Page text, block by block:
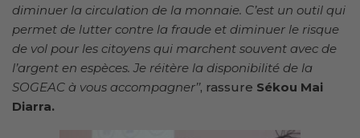
diminuer la circulation de la monnaie. C’est un outil qui
permet de lutter contre la fraude et diminuer le risque
de vol pour les citoyens qui marchent souvent avec de
l’argent en espèces. Je réitère la disponibilité de la
SOGEAC à vous accompagner’’, rassure Sékou Mai
Diarra.